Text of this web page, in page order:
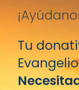
Tu